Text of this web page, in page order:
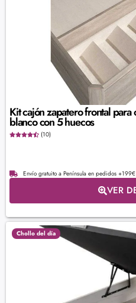
Kit cajón zapatero frontal para
blanco con 5 huecos
(10)
Envío gratuito a Península en pedidos +199€
VER
Chollo del día